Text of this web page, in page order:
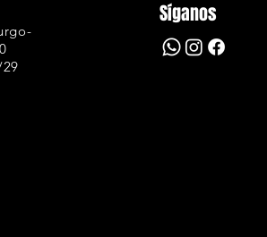
Síganos